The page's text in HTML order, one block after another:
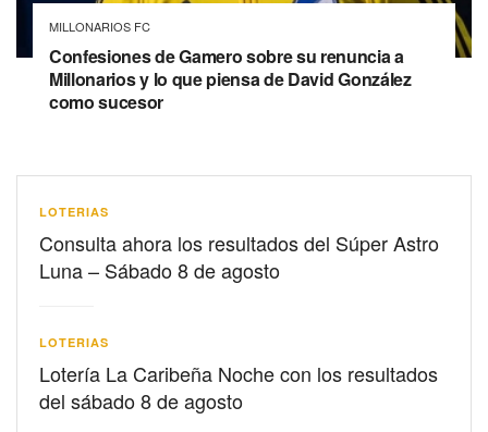
MILLONARIOS FC
Confesiones de Gamero sobre su renuncia a
Millonarios y lo que piensa de David González
como sucesor
LOTERIAS
Consulta ahora los resultados del Súper Astro
Luna – Sábado 8 de agosto
LOTERIAS
Lotería La Caribeña Noche con los resultados
del sábado 8 de agosto